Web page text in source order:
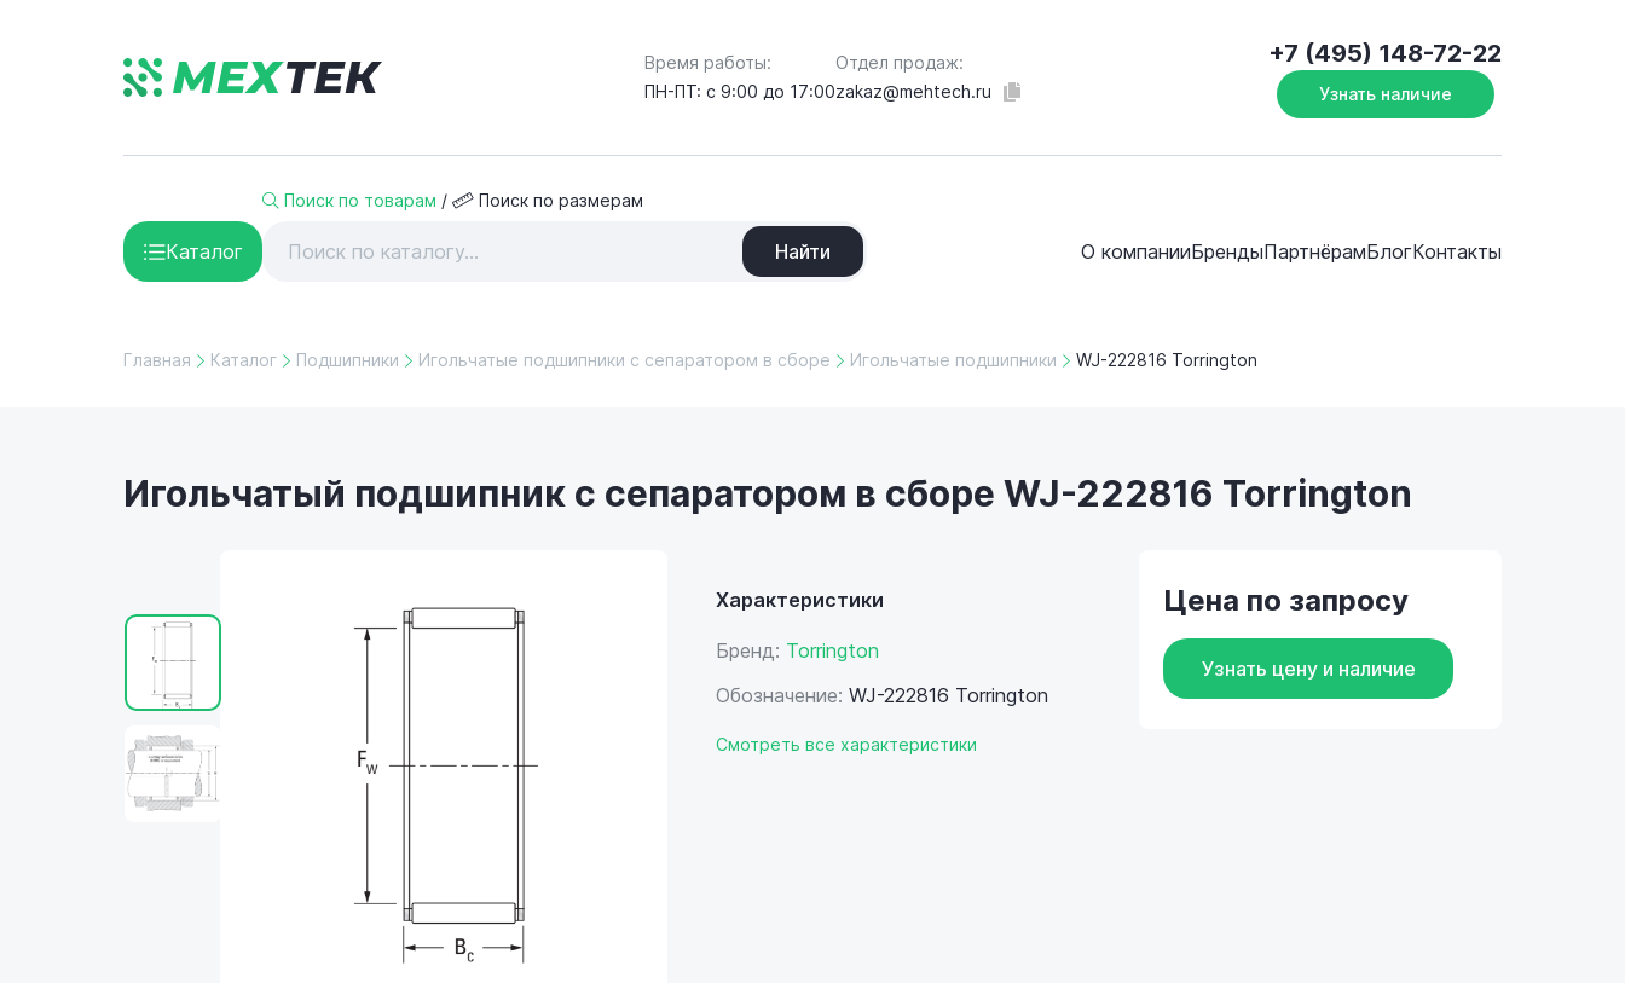
Время работы:
ПН-ПТ: с 9:00 до 17:00
Отдел продаж:
zakaz@mehtech.ru
+7 (495) 148-72-22
Узнать наличие
Каталог
Поиск по товарам / Поиск по размерам
Найти О компанииБрендыПартнёрамБлогКонтакты
Главная Каталог Подшипники Игольчатые подшипники с сепаратором в сборе Игольчатые подшипники WJ-222816 Torrington
Игольчатый подшипник с сепаратором в сборе WJ-222816 Torrington
Характеристики
Бренд: Torrington
Обозначение: WJ-222816 Torrington
Смотреть все характеристики
Цена по запросу
Узнать цену и наличие